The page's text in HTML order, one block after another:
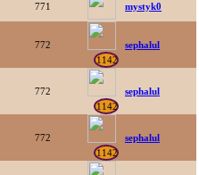
771 mystyk0
772
1142
sephalul
772
1142
sephalul
772
1142
sephalul